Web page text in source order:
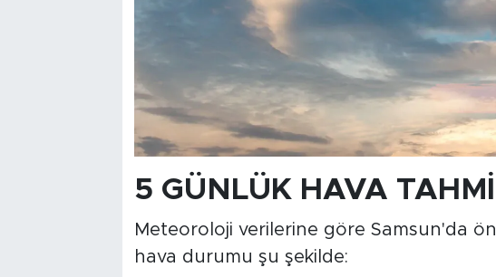
5 GÜNLÜK HAVA
Meteoroloji verilerine göre Samsun'da
hava durumu şu şekilde: